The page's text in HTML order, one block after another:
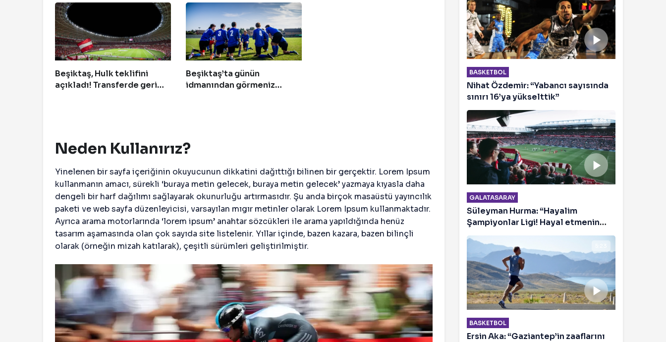
Beşiktaş, Hulk teklifini
açıkladı! Transferde geri
Beşiktaş’ta günün
idmanından görmeniz
Neden Kullanırız?
Yinelenen bir sayfa içeriğinin okuyucunun dikkatini dağıttığı bilinen bir gerçektir. Lorem Ipsum
kullanmanın amacı, sürekli ‘buraya metin gelecek, buraya metin gelecek’ yazmaya kıyasla daha
dengeli bir harf dağılımı sağlayarak okunurluğu artırmasıdır. Şu anda birçok masaüstü yayıncılık
paketi ve web sayfa düzenleyicisi, varsayılan mıgır metinler olarak Lorem Ipsum kullanmaktadır.
Ayrıca arama motorlarında ‘lorem ipsum’ anahtar sözcükleri ile arama yapıldığında henüz
tasarım aşamasında olan çok sayıda site listelenir. Yıllar içinde, bazen kazara, bazen bilinçli
olarak (örneğin mizah katılarak), çeşitli sürümleri geliştirilmiştir.
BASKETBOL
Nihat Özdemir: “Yabancı sayısında
sınırı 16’ya yükselttik”
5:23
GALATASARAY
Süleyman Hurma: “Hayalim
Şampiyonlar Ligi! Hayal etmenin
mahsuru yok”
BASKETBOL
Ersin Aka: “Gaziantep’in zaaflarını